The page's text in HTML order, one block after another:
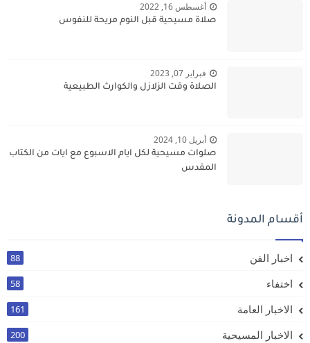
أغسطس 16, 2022
صلاة مسيحية قبل النوم مريحة للنفوس
فبراير 07, 2023
الصلاة وقت الزلازل والكوارث الطبيعية
أبريل 10, 2024
صلوات مسيحية لكل ايام الاسبوع مع ايات من الكتاب
المقدس
أقسام المدونة
اخبار الفن 88
اختفاء 58
الاخبار العامة 161
الاخبار المسيحية 200